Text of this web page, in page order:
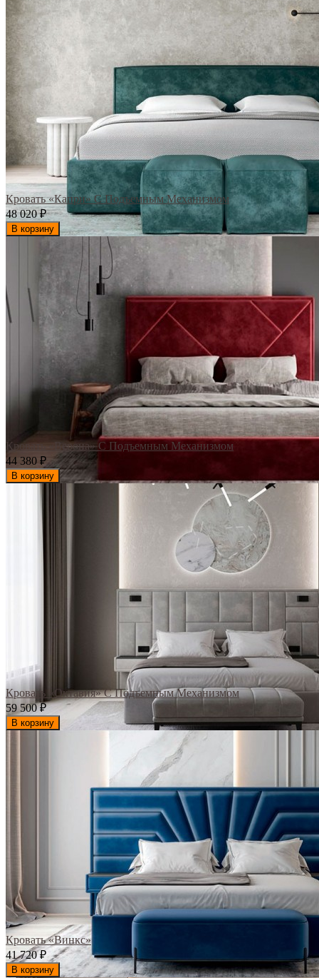
Кровать «Капри» С Подъемным Механизмом
48 020₽
В корзину
Кровать «Верона» С Подъемным Механизмом
44 380 ₽
В корзину
Кровать «Октавия» С Подъемным Механизмом
59 500₽
В корзину
Кровать «Винкс»
41 720₽
В корзину